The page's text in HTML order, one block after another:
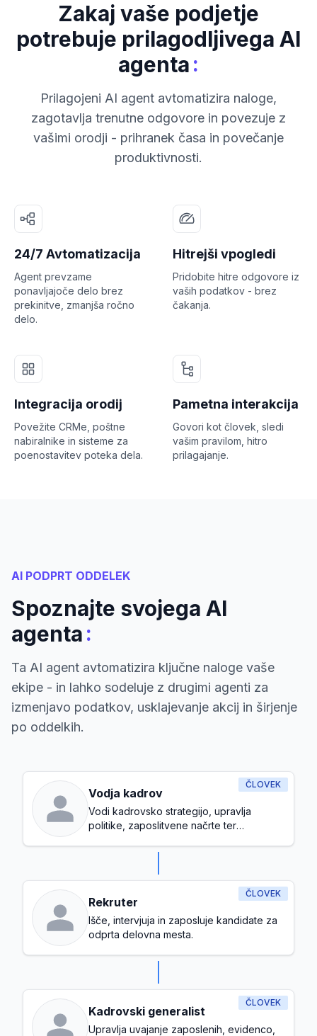
Zakaj vaše podjetje
potrebuje prilagodljivega AI
agenta:
Prilagojeni AI agent avtomatizira naloge,
zagotavlja trenutne odgovore in povezuje z
vašimi orodji - prihranek časa in povečanje
produktivnosti.
24/7 Avtomatizacija
Agent prevzame
ponavljajoče delo brez
prekinitve, zmanjša ročno
delo.
Hitrejši vpogledi
Pridobite hitre odgovore iz
vaših podatkov - brez
čakanja.
Integracija orodij
Povežite CRMe, poštne
nabiralnike in sisteme za
poenostavitev poteka dela.
Pametna interakcija
Govori kot človek, sledi
vašim pravilom, hitro
prilagajanje.
AI PODPRT ODDELEK
Spoznajte svojega AI
agenta:
Ta AI agent avtomatizira ključne naloge vaše
ekipe - in lahko sodeluje z drugimi agenti za
izmenjavo podatkov, usklajevanje akcij in širjenje
po oddelkih.
ČLOVEK
Vodja kadrov
Vodi kadrovsko strategijo, upravlja
politike, zaposlitvene načrte ter
ČLOVEK
Rekruter
Išče, intervjuja in zaposluje kandidate za
odprta delovna mesta.
ČLOVEK
Kadrovski generalist
Upravlja uvajanje zaposlenih, evidenco,